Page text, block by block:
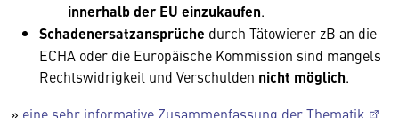
innerhalb der EU einzukaufen.
Schadenersatzansprüche durch Tätowierer zB an die
ECHA oder die Europäische Kommission sind mangels
Rechtswidrigkeit und Verschulden nicht möglich.
» eine sehr informative Zusammenfassung der Thematik